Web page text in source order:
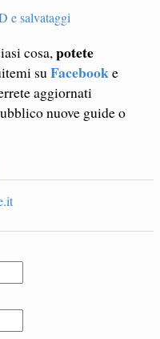
e salvataggi
cosa, potete
su Facebooke
aggiornati
nuove guide o